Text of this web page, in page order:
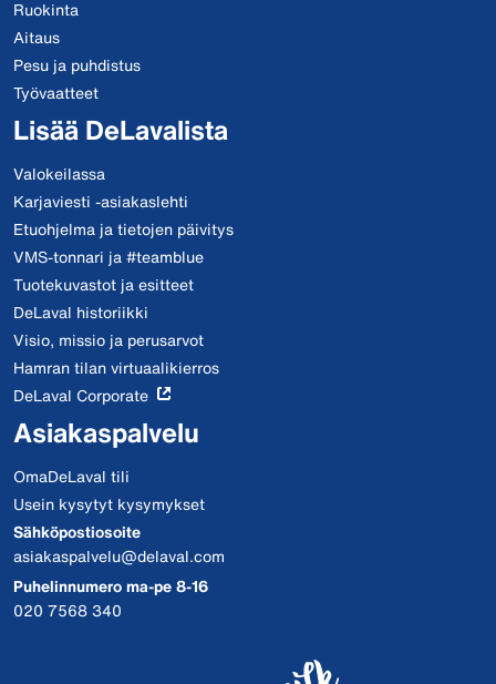
Ruokinta
Aitaus
Pesu ja puhdistus
Työvaatteet
Lisää DeLavalista
Valokeilassa
Karjaviesti -asiakaslehti
Etuohjelma ja tietojen päivitys
VMS-tonnari ja #teamblue
Tuotekuvastot ja esitteet
DeLaval historiikki
Visio, missio ja perusarvot
Hamran tilan virtuaalikierros
DeLaval Corporate
Asiakaspalvelu
OmaDeLaval tili
Usein kysytyt kysymykset
Sähköpostiosoite
asiakaspalvelu@delaval.com
Puhelinnumero ma-pe 8-16
020 7568 340